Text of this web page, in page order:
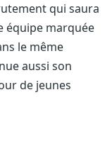
qui saura
équipe marquée
le même
aussi son
de jeunes